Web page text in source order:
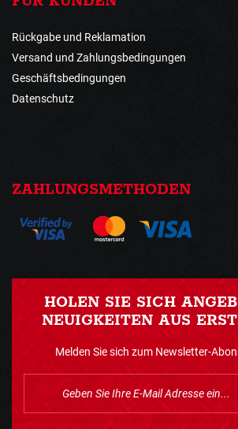
Rückgabe und Reklamation
Versand und Zahlungsbedingungen
Geschäftsbedingungen
Datenschutz
ZAHLUNGSMETHODEN
HOLEN SIE SICH
NEUIGKEITEN AUS
Melden Sie sich zum Newsletter-